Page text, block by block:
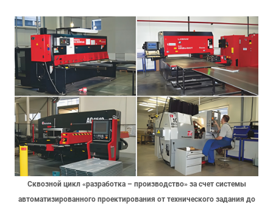
Сквозной цикл «разработка – производство» за счет системы
автоматизированного проектирования от технического задания до